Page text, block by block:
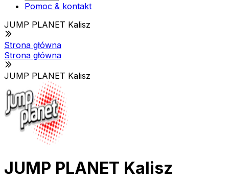
Pomoc & kontakt
JUMP PLANET Kalisz
Strona główna
Strona główna
JUMP PLANET Kalisz
JUMP PLANET Kalisz